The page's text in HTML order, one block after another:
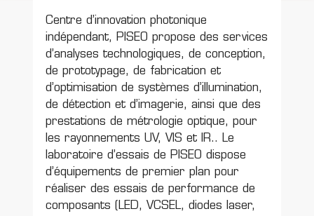
Centre d’innovation photonique
indépendant, PISEO propose des services
d’analyses technologiques, de conception,
de prototypage, de fabrication et
d’optimisation de systèmes d’illumination,
de détection et d’imagerie, ainsi que des
prestations de métrologie optique, pour
les rayonnements UV, VIS et IR.. Le
laboratoire d’essais de PISEO dispose
d’équipements de premier plan pour
réaliser des essais de performance de
composants (LED, VCSEL, diodes laser,